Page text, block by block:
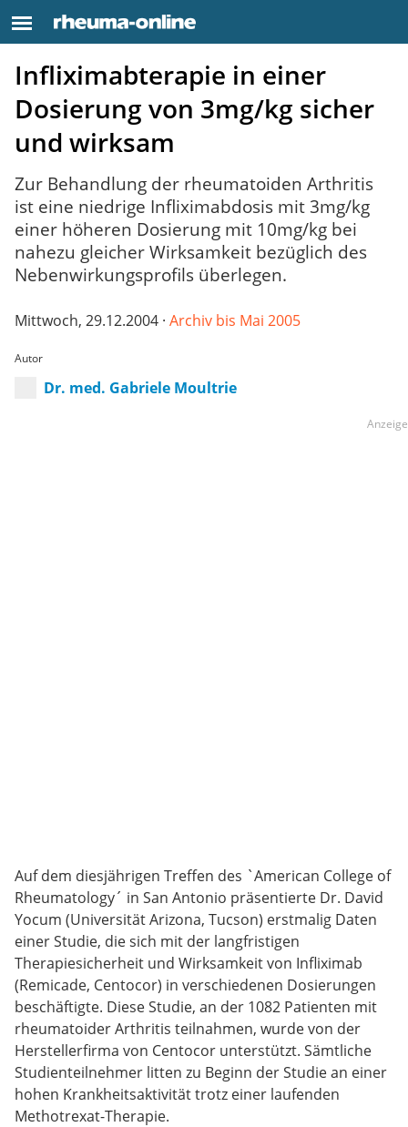
Infliximabterapie in einer
Dosierung von 3mg/kg sicher
und wirksam
Zur Behandlung der rheumatoiden Arthritis
ist eine niedrige Infliximabdosis mit 3mg/kg
einer höheren Dosierung mit 10mg/kg bei
nahezu gleicher Wirksamkeit bezüglich des
Nebenwirkungsprofils überlegen.
Mittwoch, 29.12.2004 · Archiv bis Mai 2005
Autor
Dr. med. Gabriele Moultrie
Auf dem diesjährigen Treffen des `American College of
Rheumatology´ in San Antonio präsentierte Dr. David
Yocum (Universität Arizona, Tucson) erstmalig Daten
einer Studie, die sich mit der langfristigen
Therapiesicherheit und Wirksamkeit von Infliximab
(Remicade, Centocor) in verschiedenen Dosierungen
beschäftigte. Diese Studie, an der 1082 Patienten mit
rheumatoider Arthritis teilnahmen, wurde von der
Herstellerfirma von Centocor unterstützt. Sämtliche
Studienteilnehmer litten zu Beginn der Studie an einer
hohen Krankheitsaktivität trotz einer laufenden
Methotrexat-Therapie.